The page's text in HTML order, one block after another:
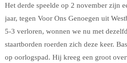
Het derde speelde op 2 november zijn
jaar, tegen Voor Ons Genoegen uit
5-3 verloren, wonnen we nu met
staartborden roerden zich deze keer.
op oorlogspad. Hij kreeg een groot